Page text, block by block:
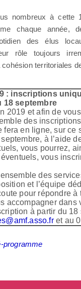
nombreux à cette
chaque année,
des élus
rôle toujours
cohésion territoriales
: inscriptions
18 septembre
2019 et afin de
des
fera en ligne, sur ce
à l’aide
vous pourrez,
vous
des
et l’équipe
pour répondre à
accompagner dans
à partir du 18
et au
programme